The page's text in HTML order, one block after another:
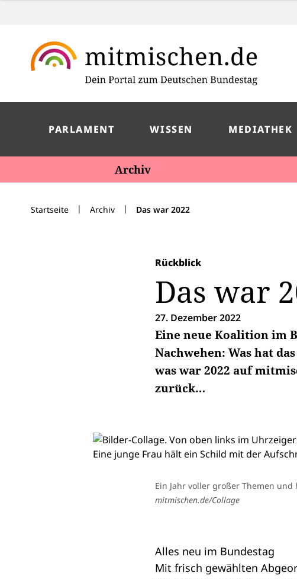
PARLAMENT WISSEN MEDIATHEK
Archiv
Startseite | Archiv | Das war 2022
Rückblick
Das war
27. Dezember 2022
Eine neue Koalition im
Nachwehen: Was hat
was war 2022 auf
zurück…
Ein Jahr voller großer Themen
mitmischen.de/Collage
Alles neu im Bundestag
Mit frisch gewählten